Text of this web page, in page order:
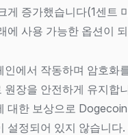
게 증가했습니다(1센트
에 사용 가능한 옵션이
인에서 작동하며 암호화
원장을 안전하게 유지합
대한 보상으로
설정되어 있지 않습니다